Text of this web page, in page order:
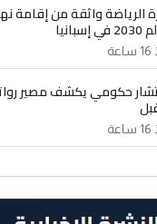
الرياضة واثقة من إقامة
حكومي يكشف مصير